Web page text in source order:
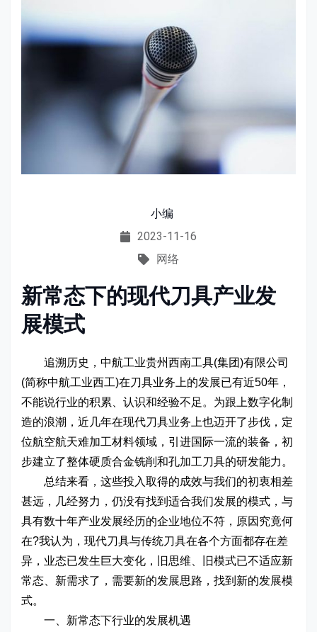
小编
2023-11-16
网络
新常态下的现代刀具产业发
展模式
追溯历史，中航工业贵州西南工具(集团)有限公司
(简称中航工业西工)在刀具业务上的发展已有近50年，
不能说行业的积累、认识和经验不足。为跟上数字化制
造的浪潮，近几年在现代刀具业务上也迈开了步伐，定
位航空航天难加工材料领域，引进国际一流的装备，初
步建立了整体硬质合金铣削和孔加工刀具的研发能力。
总结来看，这些投入取得的成效与我们的初衷相差
甚远，几经努力，仍没有找到适合我们发展的模式，与
具有数十年产业发展经历的企业地位不符，原因究竟何
在?我认为，现代刀具与传统刀具在各个方面都存在差
异，业态已发生巨大变化，旧思维、旧模式已不适应新
常态、新需求了，需要新的发展思路，找到新的发展模
式。
一、新常态下行业的发展机遇